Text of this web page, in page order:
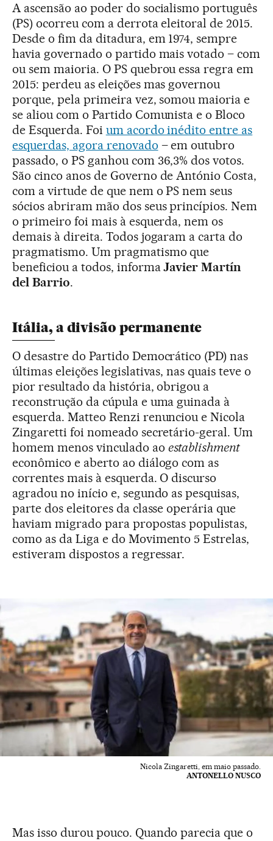
A ascensão ao poder do socialismo português
(PS) ocorreu com a derrota eleitoral de 2015.
Desde o fim da ditadura, em 1974, sempre
havia governado o partido mais votado – com
ou sem maioria. O PS quebrou essa regra em
2015: perdeu as eleições mas governou
porque, pela primeira vez, somou maioria e
se aliou com o Partido Comunista e o Bloco
de Esquerda. Foi um acordo inédito entre as
esquerdas, agora renovado – em outubro
passado, o PS ganhou com 36,3% dos votos.
São cinco anos de Governo de António Costa,
com a virtude de que nem o PS nem seus
sócios abriram mão dos seus princípios. Nem
o primeiro foi mais à esquerda, nem os
demais à direita. Todos jogaram a carta do
pragmatismo. Um pragmatismo que
beneficiou a todos, informaJavier Martín
del Barrio.
Itália, a divisão permanente
O desastre do Partido Democrático (PD) nas
últimas eleições legislativas, nas quais teve o
pior resultado da história, obrigou a
reconstrução da cúpula e uma guinada à
esquerda. Matteo Renzi renunciou e Nicola
Zingaretti foi nomeado secretário-geral. Um
homem menos vinculado ao establishment
econômico e aberto ao diálogo com as
correntes mais à esquerda. O discurso
agradou no início e, segundo as pesquisas,
parte dos eleitores da classe operária que
haviam migrado para propostas populistas,
como as da Liga e do Movimento 5 Estrelas,
estiveram dispostos a regressar.
Nicola Zingaretti, em maio passado.
ANTONELLO NUSCO
Mas isso durou pouco. Quando parecia que o